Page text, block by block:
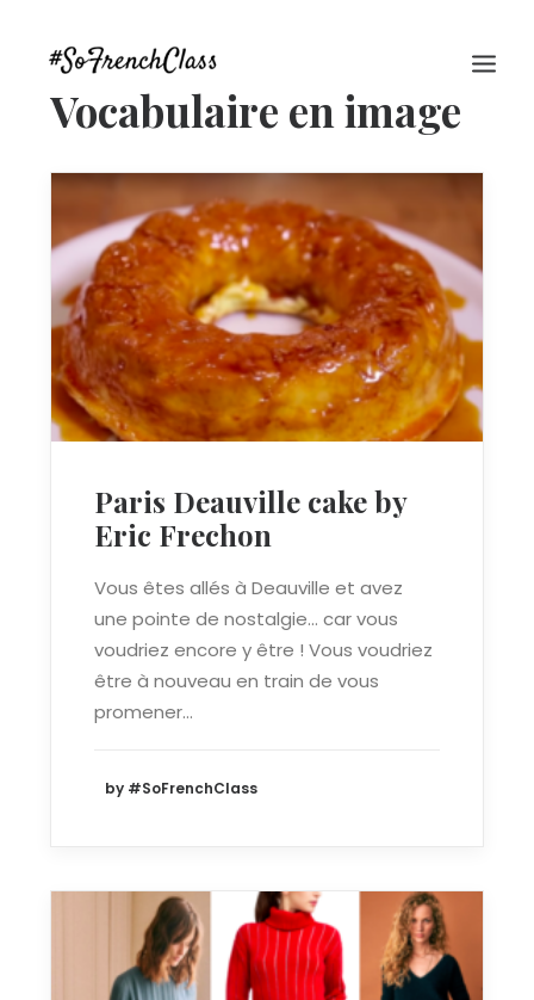
#SOFRENCHCLASS PRIVACY POLICY
Vocabulaire en image
Paris Deauville cake by
Eric Frechon
Vous êtes allés à Deauville et avez
une pointe de nostalgie… car vous
voudriez encore y être ! Vous voudriez
être à nouveau en train de vous
promener…
by #SoFrenchClass